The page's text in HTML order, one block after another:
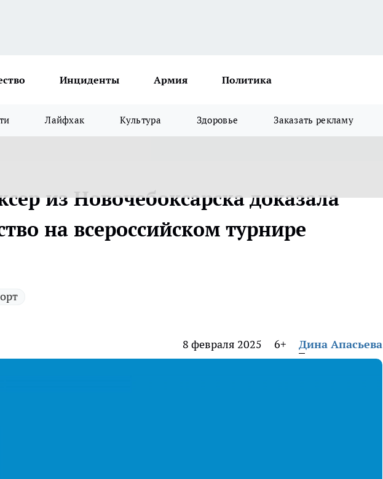
Инциденты Армия Политика
Лайфхак Культура Здоровье Заказать рекламу
из Новочебоксарска доказала
на всероссийском турнире
8 февраля 2025 6+ Дина Апасьева